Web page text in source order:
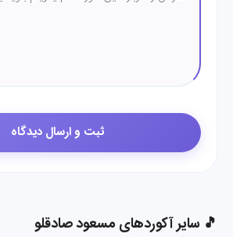
🎵 سایر آکوردهای مسعود صادقلو